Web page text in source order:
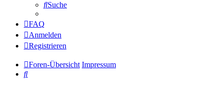
Suche
FAQ
Anmelden
Registrieren
Foren-Übersicht Impressum
Suche